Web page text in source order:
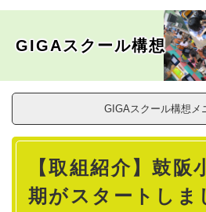
GIGAスクール構想
GIGAスクール構想メ
本
【取組紹介】鼓阪
期がスタートし